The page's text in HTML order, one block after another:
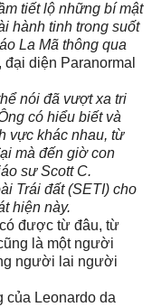
tiết lộ những bí mật
hành tinh trong suốt
La Mã thông qua
đại diện Paranormal
nói đã vượt xa tri
có hiểu biết và
vực khác nhau, từ
mà đến giờ con
sư Scott C.
Trái đất (SETI) cho
hiện này.
được từ đâu, từ
là một người
người lai người
của Leonardo da